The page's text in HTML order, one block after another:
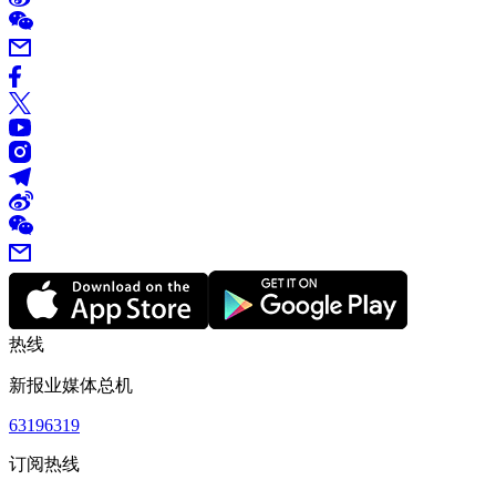
热线
新报业媒体总机
63196319
订阅热线